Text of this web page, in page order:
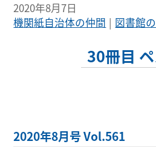
2020年8月7日
機関紙自治体の仲間
図書館
30冊目
2020年8月号 Vol.561